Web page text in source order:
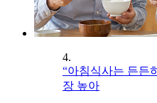
4.
“아침식사는 든든
장 높아